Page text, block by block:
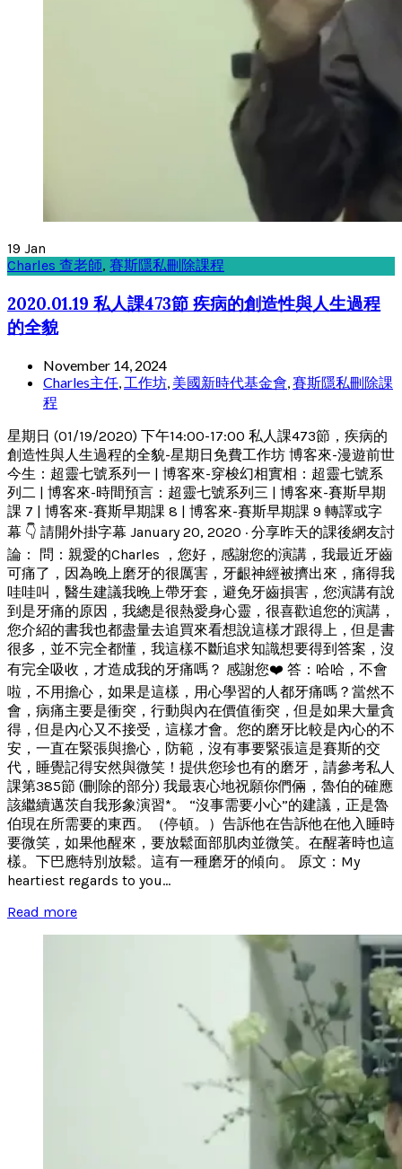
19 Jan
Charles 查老師, 賽斯隱私刪除課程
2020.01.19 私人課473節 疾病的創造性與人生過程
的全貌
November 14, 2024
Charles主任, 工作坊, 美國新時代基金會,賽斯隱私刪除課
程
星期日 (01/19/2020) 下午14:00-17:00 私人課473節，疾病的
創造性與人生過程的全貌-星期日免費工作坊 博客來-漫遊前世
今生：超靈七號系列一 | 博客來-穿梭幻相實相：超靈七號系
列二 | 博客來-時間預言：超靈七號系列三 | 博客來-賽斯早期
課 7 | 博客來-賽斯早期課 8 | 博客來-賽斯早期課 9 轉譯或字
幕 👇 請開外掛字幕 January 20, 2020 · 分享昨天的課後網友討
論： 問：親愛的Charles ，您好，感謝您的演講，我最近牙齒
可痛了，因為晚上磨牙的很厲害，牙齦神經被擠出來，痛得我
哇哇叫，醫生建議我晚上帶牙套，避免牙齒損害，您演講有說
到是牙痛的原因，我總是很熱愛身心靈，很喜歡追您的演講，
您介紹的書我也都盡量去追買來看想說這樣才跟得上，但是書
很多，並不完全都懂，我這樣不斷追求知識想要得到答案，沒
有完全吸收，才造成我的牙痛嗎？ 感謝您❤️ 答：哈哈，不會
啦，不用擔心，如果是這樣，用心學習的人都牙痛嗎？當然不
會，病痛主要是衝突，行動與內在價值衝突，但是如果大量貪
得，但是內心又不接受，這樣才會。您的磨牙比較是內心的不
安，一直在緊張與擔心，防範，沒有事要緊張這是賽斯的交
代，睡覺記得安然與微笑！提供您珍也有的磨牙，請參考私人
課第385節 (刪除的部分) 我最衷心地祝願你們倆，魯伯的確應
該繼續邁茨自我形象演習*。 “沒事需要小心”的建議，正是魯
伯現在所需要的東西。（停頓。）告訴他在告訴他在他入睡時
要微笑，如果他醒來，要放鬆面部肌肉並微笑。在醒著時也這
樣。下巴應特別放鬆。這有一種磨牙的傾向。 原文：My
heartiest regards to you...
Read more